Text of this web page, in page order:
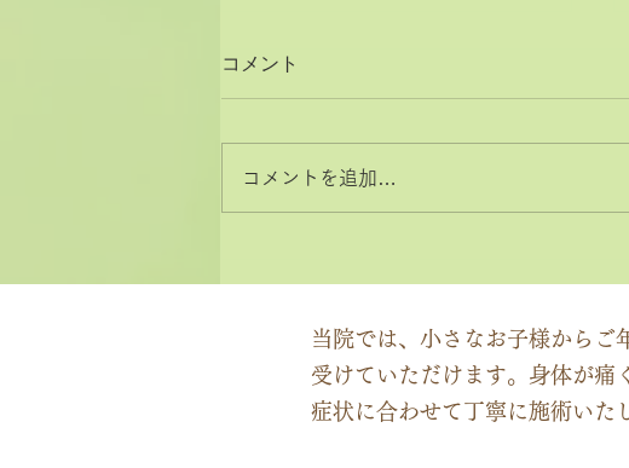
レンダー
コメント
コメントを追加…
当院では、小さなお子様からご
受けていただけます。身体が痛
症状に合わせて丁寧に施術いた